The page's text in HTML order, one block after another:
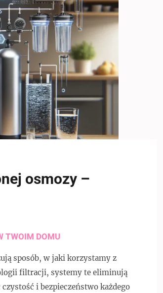
osmozy –
TWOIM DOMU
sposób, w jaki korzystamy z
filtracji, systemy te eliminują
i bezpieczeństwo każdego